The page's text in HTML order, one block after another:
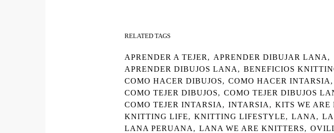
RELATED TAGS
APRENDER A TEJER , APRENDER DIBUJAR LANA ,
APRENDER DIBUJOS LANA , BENEFICIOS
COMO HACER DIBUJOS, COMO HACER INTARSIA ,
COMO TEJER DIBUJOS, COMO TEJER DIBUJOS
COMO TEJER INTARSIA , INTARSIA , KITS WE ARE
KNITTING LIFE, KNITTING LIFESTYLE, LANA ,
LANA PERUANA , LANA WE ARE KNITTERS,